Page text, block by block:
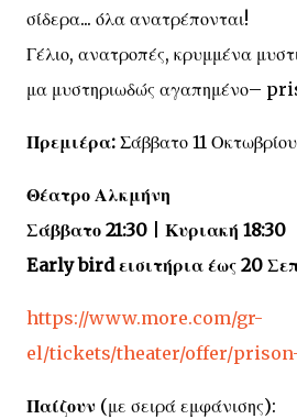
σίδερα... όλα ανατρέπονται!
Γέλιο, ανατροπές, κρυμμένα
μα μυστηριωδώς αγαπημένο–
Πρεμιέρα: Σάββατο 11 Οκτωβρίου
Θέατρο Αλκμήνη
Σάββατο 21:30
Κυριακή 18:30
Early bird εισιτήρια έως 20
https://www.more.com/gr-
el/tickets/theater/offer/
Παίζουν (με σειρά εμφάνισης):